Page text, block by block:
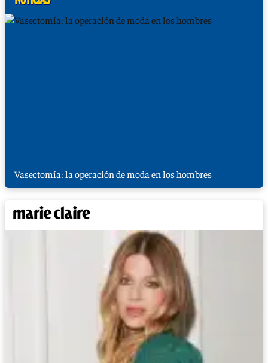
Vasectomía: la operación de moda en los hombres